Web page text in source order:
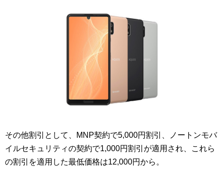
その他割引として、MNP契約で5,000円割引、ノートンモバ
イルセキュリティの契約で1,000円割引が適用され、これら
の割引を適用した最低価格は12,000円から。